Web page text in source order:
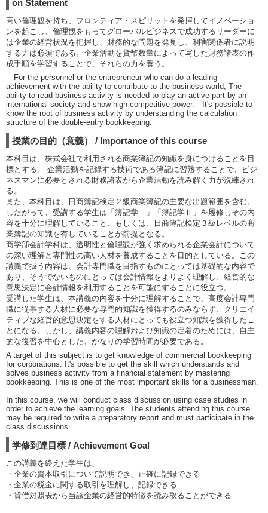
on Statement
高い倫理観を持ち、フロンティア・スピリットを発揮してイノベーショ
ンを起こし、倫理観をもってグローバルビジネスで成功するリーダーに
は企業の経営状況を把握し、財務的な問題を発見し、利害関係者に説明
する力は必須である。企業活動を貨幣数量によって写した財務諸表の作
成手順を学習することで、それらの力を養う。
For the personnel or the entrepreneur who can do a leading
achievement with the ability to contribute to the business world, The
ability to read business activity is needed to play an active part by an
international society and show high competitive power. It's possible to
know the root of business activity by understanding the calculation
structure of the double-entry bookkeeping.
授業の目的（意義） / Importance of this course
本科目は、株式会社で利用される商業簿記の知識を身につけることを目
標とする。 企業活動を記録する技術である簿記に習熟することで、ビジ
ネスマンに必要とされる財務諸表から企業活動を読み解く力が洗練され
る。
また、本科目は、日商簿記検定２級商業簿記の主要な出題範囲を含む。
したがって、受講する学生は「簿記学Ⅰ」「簿記学Ⅱ」を履修しその内
容を十分に理解していること、もしくは、日商簿記検定３級レベルの商
業簿記の知識を有していることが前提となる。
商学部会計学科は、透明性と倫理観が強く求められる企業会計について
の深い理解と専門性の高い人材を養成することを目的としている。この
講義で扱う内容は、会計専門職を目指すものにとっては基礎的な内容で
あり、そうでないものにとっては会計情報をよりよく理解し、経営的な
意思決定に会計情報を利用することを可能にすることに役立つ。
受講した学生は、本講義の内容を十分に理解することで、高度会計専門
職に従事する人材に必要な専門的知識を獲得するのみならず、クリエイ
ティブな経営的意思決定をする人材にとっても役立つ知識を獲得したこ
とになる。しかし、講義内容の理解および知識の定着のためには、自主
的な復習を中心とした、かなりの学習時間が必要である。
A target of this subject is to get knowledge of commercial bookkeeping
for corporations. It's possible to get the skill which understands and
solves business activity from a financial statement by mastering
bookkeeping. This is one of the most important skills for a businessman.
In this course, we will conduct class discussion using case studies in
order to achieve the learning goals. The students attending this course
may be required to write a preparatory report and must participate in the
class discussions.
学修到達目標 / Achievement Goal
この講義を終えた学生は、
・企業の資本取引について説明でき、正確に記録できる
・企業の税金に関する取引を理解し、記録できる
・貸借対照表から当該企業の経営的特徴を読み取ることができる